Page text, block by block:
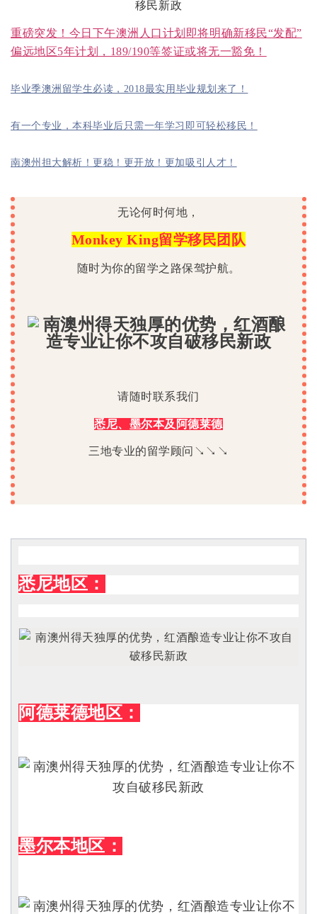
重磅突发！今日下午澳洲人口计划即将明确新移民“发配”
偏远地区5年计划，189/190等签证或将无一豁免！
毕业季澳洲留学生必读，2018最实用毕业规划来了！
有一个专业，本科毕业后只需一年学习即可轻松移民！
南澳州担大解析！更稳！更开放！更加吸引人才！
无论何时何地，
Monkey King留学移民团队
随时为你的留学之路保驾护航。
请随时联系我们
悉尼、墨尔本及阿德莱德
三地专业的留学顾问↘↘↘
悉尼地区：
阿德莱德地区：
墨尔本地区：